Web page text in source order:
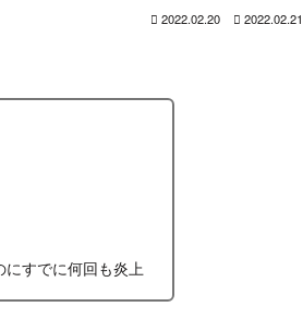
2022.02.20 2022.02.21
すでに何回も炎上